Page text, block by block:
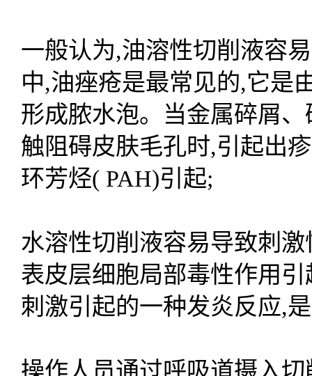
一般认为,油溶性切削液容
中,油痤疮是最常见的,它是
形成脓水泡。当金属碎屑
触阻碍皮肤毛孔时,引起出
环芳烃( PAH)引起;
水溶性切削液容易导致刺
表皮层细胞局部毒性作用
刺激引起的一种发炎反应,
操作人员通过呼吸道摄入